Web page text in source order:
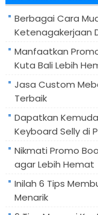
Berbagai Cara
Ketenagakerjaan
Manfaatkan
Kuta Bali Lebih
Jasa Custom
Terbaik
Dapatkan
Keyboard Selly di
Nikmati Promo
agar Lebih Hemat
Inilah 6 Tips
Menarik